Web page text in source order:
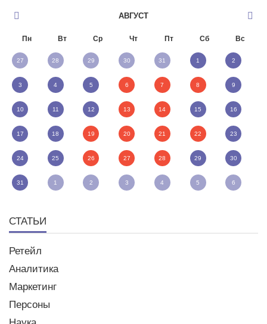
АВГУСТ
Пн Вт Ср Чт Пт Сб Вс
27 28 29 30 31 1 2
3 4 5 6 7 8 9
10 11 12 13 14 15 16
17 18 19 20 21 22 23
24 25 26 27 28 29 30
31 1 2 3 4 5 6
СТАТЬИ
Ретейл
Аналитика
Маркетинг
Персоны